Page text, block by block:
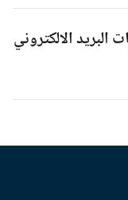
الالكتروني